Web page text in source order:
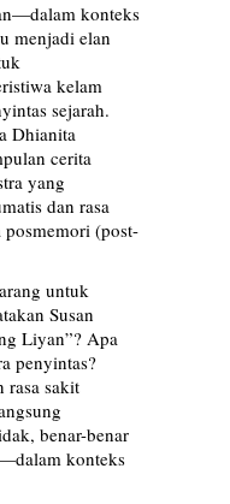
konteks
menjadi elan
kelam
sejarah.
Dhianita
cerita
yang
dan rasa
posmemori (post-
untuk
Susan
Liyan”? Apa
penyintas?
rasa sakit
benar-benar
konteks